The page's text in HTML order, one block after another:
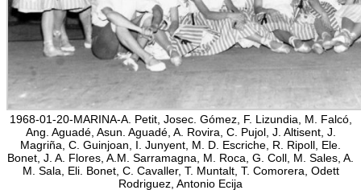
1968-01-20-MARINA-A. Petit, Josec. Gómez, F. Lizundia, M. Falcó,
Ang. Aguadé, Asun. Aguadé, A. Rovira, C. Pujol, J. Altisent, J.
Magriña, C. Guinjoan, I. Junyent, M. D. Escriche, R. Ripoll, Ele.
Bonet, J. A. Flores, A.M. Sarramagna, M. Roca, G. Coll, M. Sales, A.
M. Sala, Eli. Bonet, C. Cavaller, T. Muntalt, T. Comorera, Odett
Rodriguez, Antonio Ecija